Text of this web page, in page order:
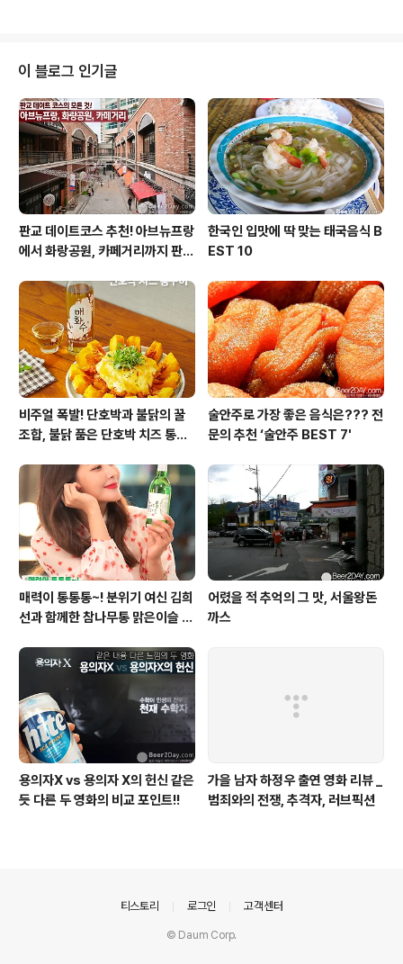
다녀온 블로거의 이야기를 소개해 드리도록 하겠습니다.
율공쥬님이 전하는 동인천 돌판시대 삼겹살 이야기 동인천
역 근처에 위치한 돌판시대는 동인천역 근처에서 골목으로
들어가야 나오는 숨은 맛집이기 때문에 찾아가실 때는 꼭
지도앱을 이용하시는게 좋다고 하시네요! 율공쥬님은 퇴근
시간에 맞춰서 가셔서 직장인분들이 정말 많..
이 블로그 인기글
판교 데이트코스 추천! 아브뉴프랑
에서 화랑공원, 카페거리까지 판교
한국인 입맛에 딱 맞는 태국음식 B
EST 10
비주얼 폭발! 단호박과 불닭의 꿀
조합, 불닭 품은 단호박 치즈 통구
술안주로 가장 좋은 음식은??? 전
문의 추천 ‘술안주 BEST 7'
매력이 통통통~! 분위기 여신 김희
선과 함께한 참나무통 맑은이슬 T
어렸을 적 추억의 그 맛, 서울왕돈
까스
용의자X vs 용의자 X의 헌신 같은
듯 다른 두 영화의 비교 포인트!!
가을 남자 하정우 출연 영화 리뷰 _
범죄와의 전쟁, 추격자, 러브픽션
티스토리 로그인 고객센터
© Daum Corp.